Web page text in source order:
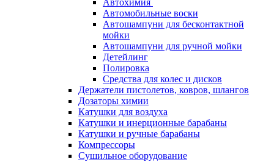
Автохимия
Автомобильные воски
Автошампуни для бесконтактной
мойки
Автошампуни для ручной мойки
Детейлинг
Полировка
Средства для колес и дисков
Держатели пистолетов, ковров, шлангов
Дозаторы химии
Катушки для воздуха
Катушки и инерционные барабаны
Катушки и ручные барабаны
Компрессоры
Сушильное оборудование